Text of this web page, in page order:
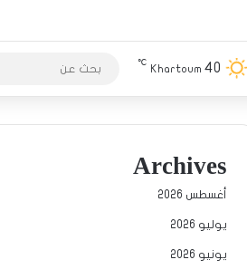
Khartoum 40
℃
Archives
أغسطس 2026
يوليو 2026
يونيو 2026